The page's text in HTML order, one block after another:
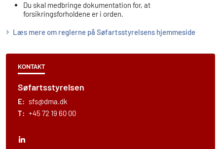
Du skal medbringe dokumentation for, at
forsikringsforholdene er i orden.
Læs mere om reglerne på Søfartsstyrelsens hjemmeside
KONTAKT
Søfartsstyrelsen
E: sfs@dma.dk
T: +45 72 19 60 00